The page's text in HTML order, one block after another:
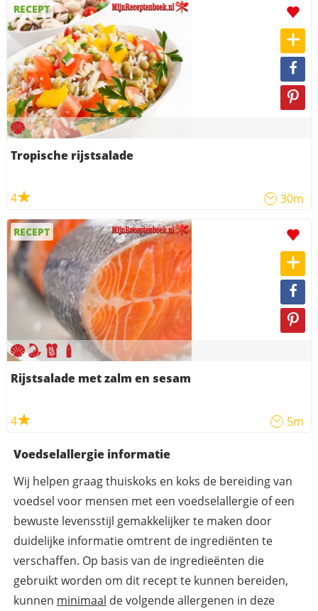
RECEPT
Tropische rijstsalade
4 30m
RECEPT
Rijstsalade met zalm en sesam
4 5m
Voedselallergie informatie
Wij helpen graag thuiskoks en koks de bereiding van
voedsel voor mensen met een voedselallergie of een
bewuste levensstijl gemakkelijker te maken door
duidelijke informatie omtrent de ingrediënten te
verschaffen. Op basis van de ingredieënten die
gebruikt worden om dit recept te kunnen bereiden,
kunnen minimaal de volgende allergenen in deze